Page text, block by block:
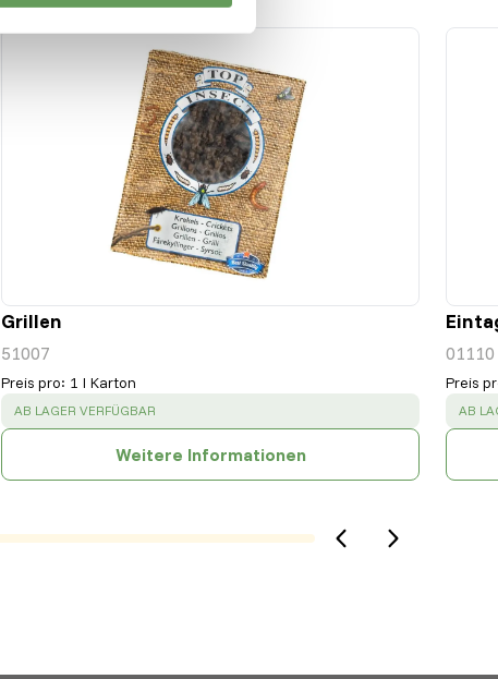
Grillen
51007
Preis pro: 1 l Karton
SUCCESS:
AB LAGER VERFÜGBAR
Weitere Informationen
01110
Preis
AB